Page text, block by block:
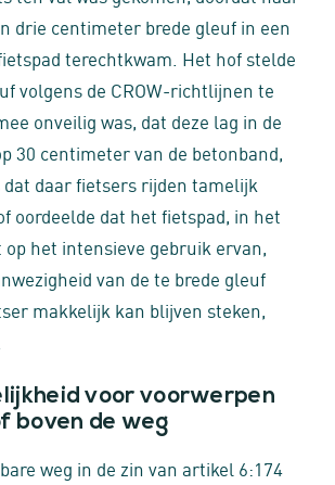
drie centimeter brede gleuf in een
terechtkwam. Het hof stelde
volgens de CROW-richtlijnen te
onveilig was, dat deze lag in de
30 centimeter van de betonband,
dat daar fietsers rijden tamelijk
oordeelde dat het fietspad, in het
het intensieve gebruik ervan,
van de te brede gleuf
makkelijk kan blijven steken,
voor voorwerpen
boven de weg
weg in de zin van artikel 6:174